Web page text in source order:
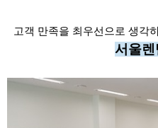
고객 만족을 최우선으로 생각
서울렌